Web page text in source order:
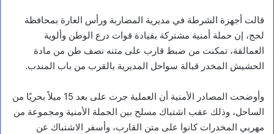
قالت أجهزة الشرطة في مديرية المضاربة ورأس العارة بمحافظة
لحج، إن حملة أمنية مشتركة بقيادة قوات درع الوطن وألوية
العمالقة، تمكنت من ضبط قارب على متنه نصف طن من مادة
الحشيش المخدر قبالة سواحل المديرية بالقرب من باب المندب.
وأوضحت المصادر الأمنية أن العملية جرت على بعد 15 ميلاً بحريًا من
الساحل، وذلك عقب اشتباك مسلح بين الحملة الأمنية ومجموعة من
مهربي المخدرات كانوا على متن القارب، وأسفر الاشتباك عن